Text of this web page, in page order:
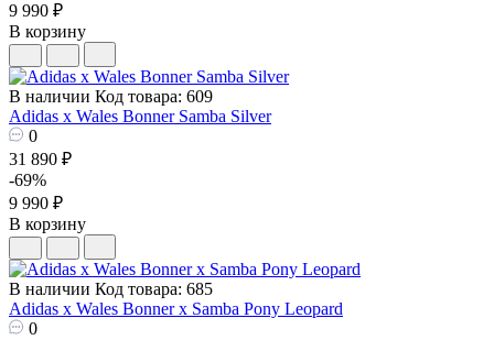
9 990 ₽
В корзину
В наличии Код товара: 609
Adidas x Wales Bonner Samba Silver
0
31 890 ₽
-69%
9 990 ₽
В корзину
В наличии Код товара: 685
Adidas x Wales Bonner x Samba Pony Leopard
0